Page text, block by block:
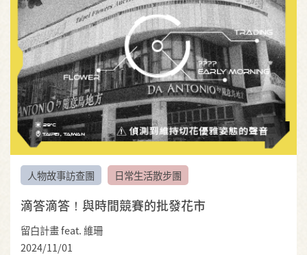
人物故事訪查團 日常生活散步團
滴答滴答！與時間競賽的批發花市
留白計畫 feat. 維珊
2024/11/01